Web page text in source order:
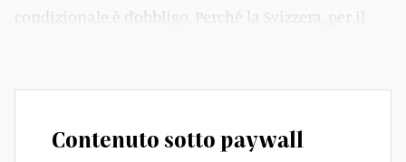
condizionale è d’obbligo. Perché la Svizzera, per il
Contenuto sotto paywall